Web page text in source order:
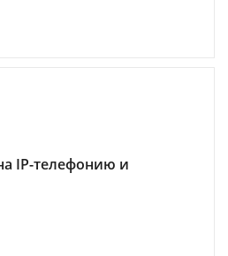
IP-телефонию и